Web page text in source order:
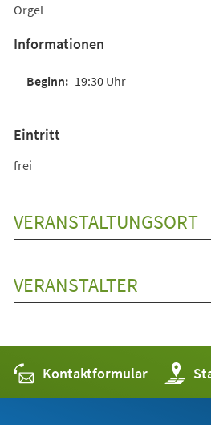
Orgel
Informationen
19:30 Uhr
Eintritt
frei
VERANSTALTUNGSORT
VERANSTALTER
Kontaktformular (Öffnet
in
einem